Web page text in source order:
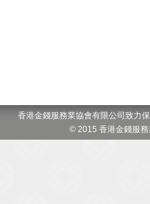
香港金錢服務業協會有限公司致力
© 2015 香港金錢服